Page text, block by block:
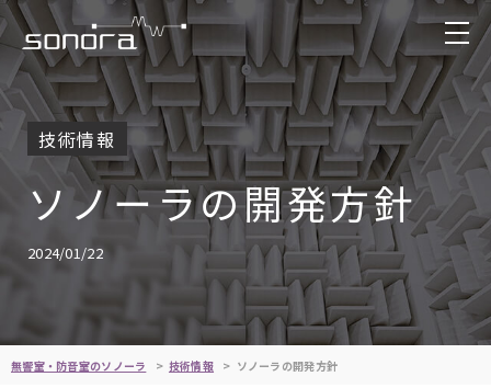
技術情報
ソノーラの開発方針
2024/01/22
無響室・防音室のソノーラ 技術情報 ソノーラの開発方針